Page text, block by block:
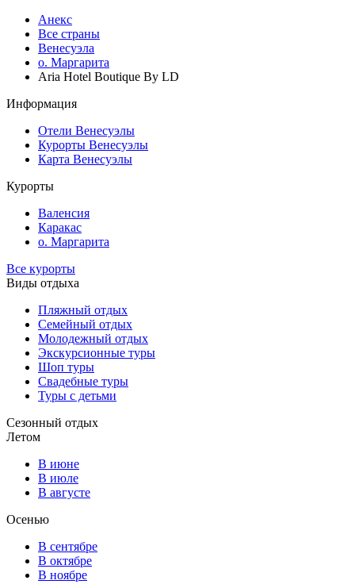
Анекс
Все страны
Венесуэла
о. Маргарита
Aria Hotel Boutique By LD
Информация
Отели Венесуэлы
Курорты Венесуэлы
Карта Венесуэлы
Курорты
Валенсия
Каракас
о. Маргарита
Все курорты
Виды отдыха
Пляжный отдых
Семейный отдых
Молодежный отдых
Экскурсионные туры
Шоп туры
Свадебные туры
Туры с детьми
Сезонный отдых
Летом
В июне
В июле
В августе
Осенью
В сентябре
В октябре
В ноябре